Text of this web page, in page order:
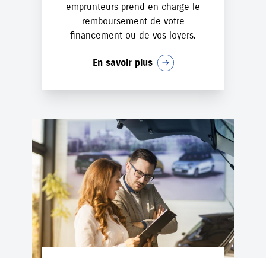
emprunteurs prend en charge le
remboursement de votre
financement ou de vos loyers.
En savoir plus